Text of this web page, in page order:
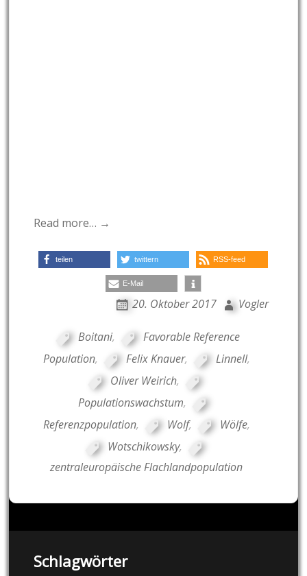
Read more… →
teilen twittern RSS-feed
E-Mail
20. Oktober 2017 Vogler
Boitani,
Favorable Reference
Population, Felix Knauer, Linnell,
Oliver Weirich,
Populationswachstum,
Referenzpopulation, Wolf, Wölfe,
Wotschikowsky,
zentraleuropäische Flachlandpopulation
Schlagwörter